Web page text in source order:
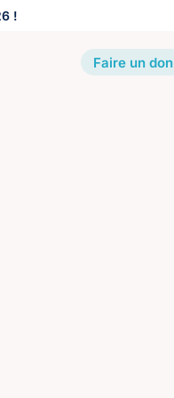
!
Faire un don